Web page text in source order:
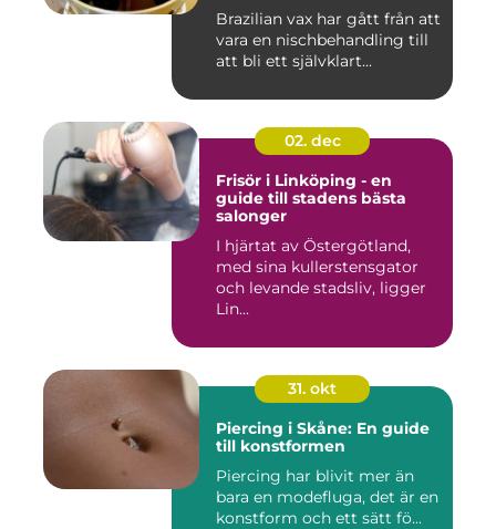
Brazilian vax har gått från att
vara en nischbehandling till
att bli ett självklart...
02. dec
Frisör i Linköping - en
guide till stadens bästa
salonger
I hjärtat av Östergötland,
med sina kullerstensgator
och levande stadsliv, ligger
Lin...
31. okt
Piercing i Skåne: En guide
till konstformen
Piercing har blivit mer än
bara en modefluga, det är en
konstform och ett sätt fö...